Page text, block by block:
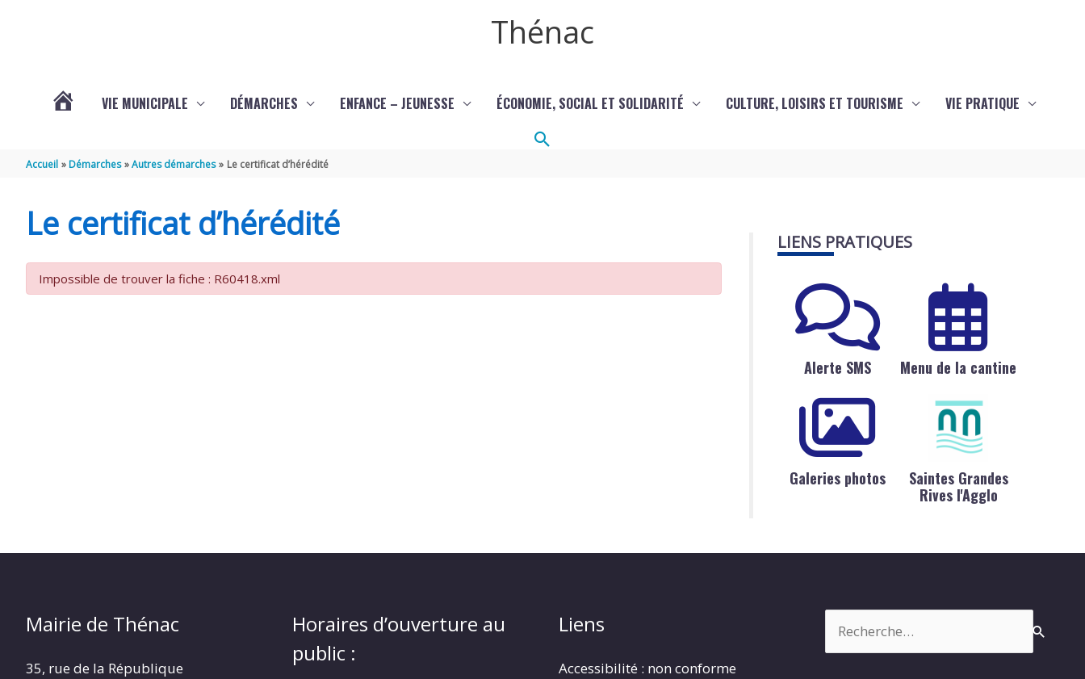
Thénac
THÉNAC
VIE MUNICIPALE DÉMARCHES ENFANCE – JEUNESSE ÉCONOMIE, SOCIAL ET SOLIDARITÉ CULTURE, LOISIRS ET TOURISME VIE PRATIQUE
Rechercher
Accueil Démarches Autres démarches Le certificat d’hérédité
Le certificat d’hérédité
Impossible de trouver la fiche : R60418.xml
LIENS PRATIQUES
Alerte SMS Menu de la cantine
Galeries photos
Saintes Grandes
Rives l'Agglo
Mairie de Thénac
35, rue de la République
Horaires d’ouverture au
public :
Liens
Accessibilité : non conforme